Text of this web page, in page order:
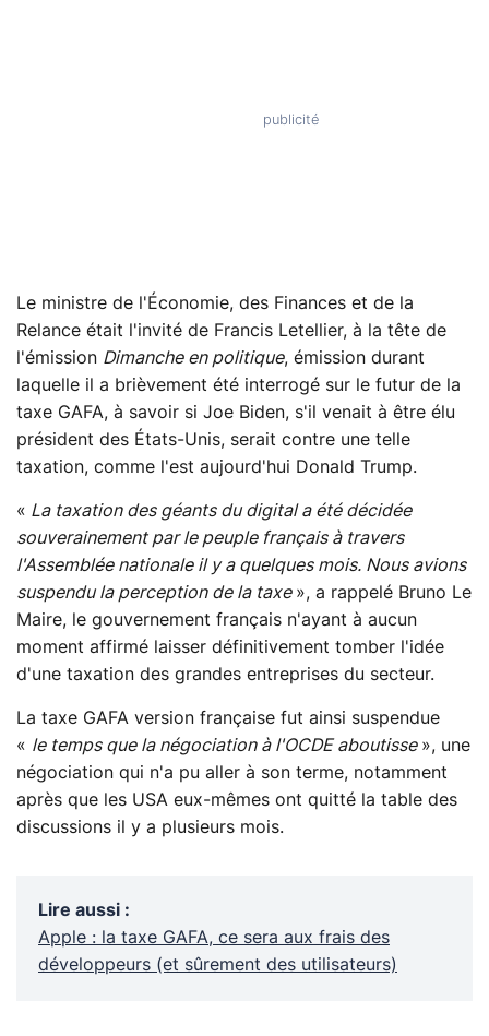
Le ministre de l'Économie, des Finances et de la
Relance était l'invité de Francis Letellier, à la tête de
l'émission Dimanche en politique, émission durant
laquelle il a brièvement été interrogé sur le futur de la
taxe GAFA, à savoir si Joe Biden, s'il venait à être élu
président des États-Unis, serait contre une telle
taxation, comme l'est aujourd'hui Donald Trump.
« La taxation des géants du digital a été décidée
souverainement par le peuple français à travers
l'Assemblée nationale il y a quelques mois. Nous avions
suspendu la perception de la taxe », a rappelé Bruno Le
Maire, le gouvernement français n'ayant à aucun
moment affirmé laisser définitivement tomber l'idée
d'une taxation des grandes entreprises du secteur.
La taxe GAFA version française fut ainsi suspendue
« le temps que la négociation à l'OCDE aboutisse », une
négociation qui n'a pu aller à son terme, notamment
après que les USA eux-mêmes ont quitté la table des
discussions il y a plusieurs mois.
Lire aussi :
Apple : la taxe GAFA, ce sera aux frais des
développeurs (et sûrement des utilisateurs)